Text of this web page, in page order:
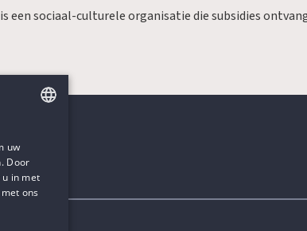
een sociaal-culturele organisatie die subsidies
DUTCH
uw
Door
in met
ons